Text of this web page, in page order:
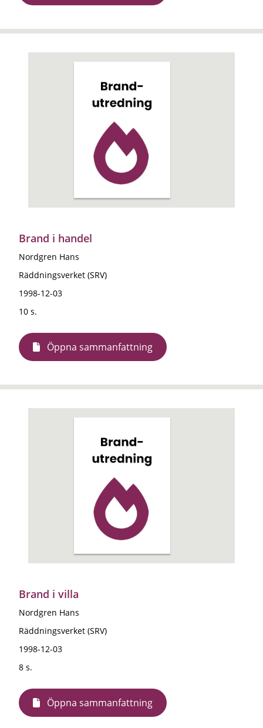
Brand i handel
Nordgren Hans
Räddningsverket (SRV)
1998-12-03
10 s.
Öppna sammanfattning
Brand i villa
Nordgren Hans
Räddningsverket (SRV)
1998-12-03
8 s.
Öppna sammanfattning